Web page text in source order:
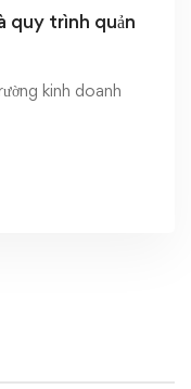
quy trình quản
kinh doanh